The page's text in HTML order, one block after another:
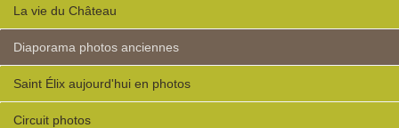
La vie du Château
Diaporama photos anciennes
Saint Élix aujourd'hui en photos
Circuit photos